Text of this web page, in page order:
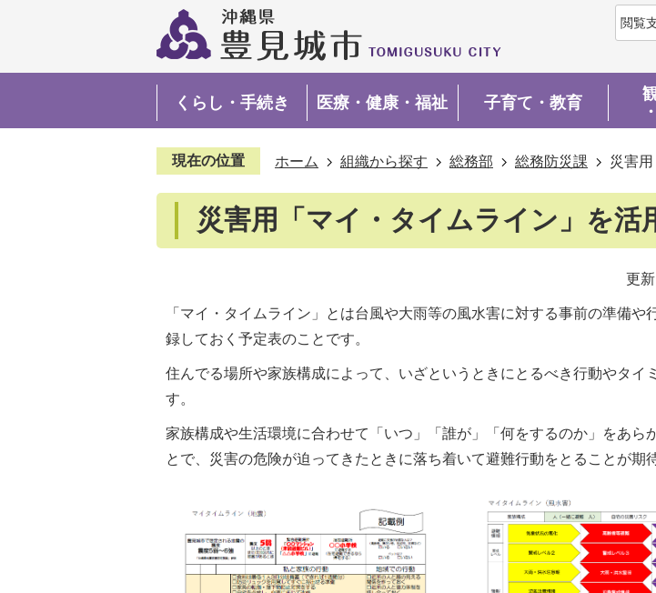
閲覧
くらし・手続き 医療・健康・福祉 子育て・教育
現在の位置 ホーム 組織から探す 総務部 総務防災課 災害
災害用「マイ・タイムライン」を活
更
「マイ・タイムライン」とは台風や大雨等の風水害に対する事前の準備や
録しておく予定表のことです。
住んでる場所や家族構成によって、いざというときにとるべき行動やタイ
す。
家族構成や生活環境に合わせて「いつ」「誰が」「何をするのか」をあら
とで、災害の危険が迫ってきたときに落ち着いて避難行動をとることが期